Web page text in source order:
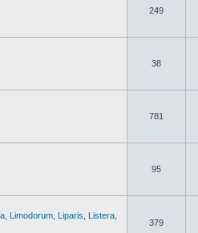
249
38
781
95
Limodorum Liparis Listera
379